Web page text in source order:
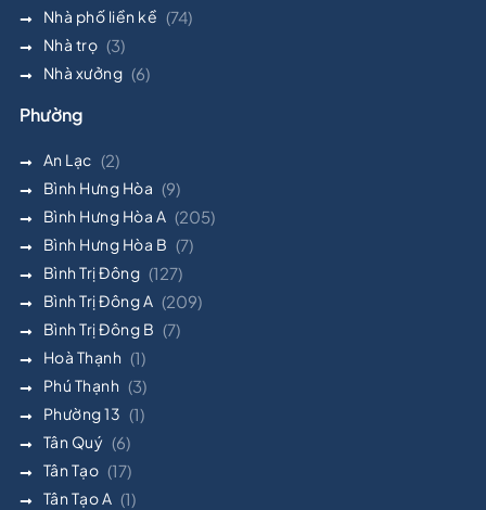
Nhà phố liền kề (74)
Nhà trọ (3)
Nhà xưởng (6)
Phường
An Lạc (2)
Bình Hưng Hòa (9)
Bình Hưng Hòa A (205)
Bình Hưng Hòa B (7)
Bình Trị Đông (127)
Bình Trị Đông A (209)
Bình Trị Đông B (7)
Hoà Thạnh (1)
Phú Thạnh (3)
Phường 13 (1)
Tân Quý (6)
Tân Tạo (17)
Tân Tạo A (1)